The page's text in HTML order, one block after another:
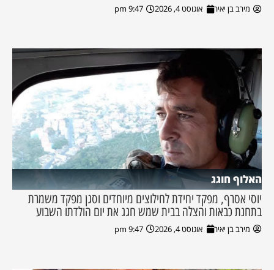
מירב בן יאיר אוגוסט 4, 2026 9:47 pm
האלוף חוגג
יוסי אסרף, מפקד יחידת לחילוצים מיוחדים וסגן מפקד משמרת
בתחנת כבאות והצלה בבית שמש חגג את יום הולדתו השבוע
מירב בן יאיר אוגוסט 4, 2026 9:47 pm